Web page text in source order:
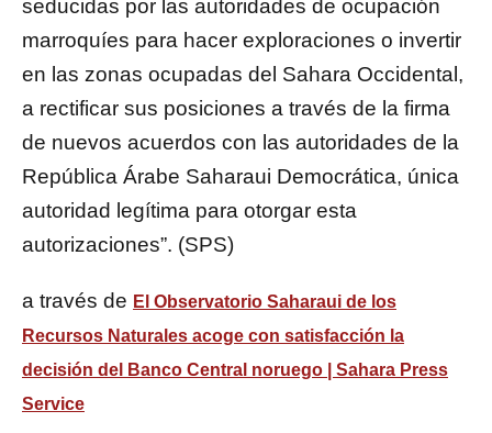
seducidas por las autoridades de ocupación
marroquíes para hacer exploraciones o invertir
en las zonas ocupadas del Sahara Occidental,
a rectificar sus posiciones a través de la firma
de nuevos acuerdos con las autoridades de la
República Árabe Saharaui Democrática, única
autoridad legítima para otorgar esta
autorizaciones”. (SPS)
a través de El Observatorio Saharaui de los
Recursos Naturales acoge con satisfacción la
decisión del Banco Central noruego | Sahara Press
Service